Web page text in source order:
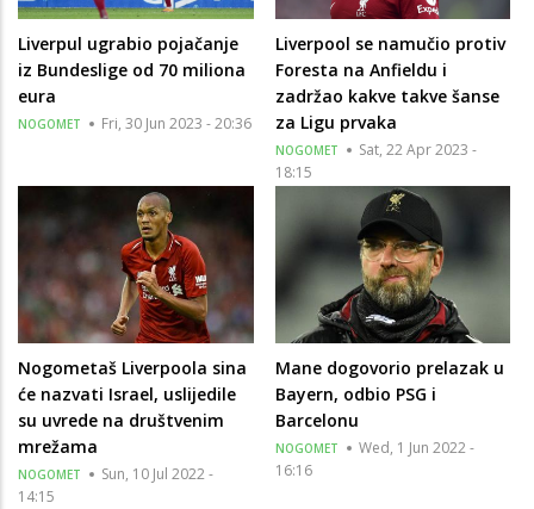
Liverpul ugrabio pojačanje
iz Bundeslige od 70 miliona
eura
NOGOMET Fri, 30 Jun 2023 - 20:36
Liverpool se namučio protiv
Foresta na Anfieldu i
zadržao kakve takve šanse
za Ligu prvaka
NOGOMET
Sat, 22 Apr 2023 -
18:15
Nogometaš Liverpoola sina
će nazvati Israel, uslijedile
su uvrede na društvenim
mrežama
NOGOMET
Sun, 10 Jul 2022 -
14:15
Mane dogovorio prelazak u
Bayern, odbio PSG i
Barcelonu
NOGOMET
Wed, 1 Jun 2022 -
16:16